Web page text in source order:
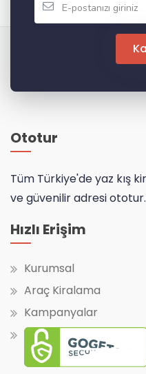
Ototur
Tüm Türkiye'de yaz kış
ve güvenilir adresi
Hızlı Erişim
Kurumsal
Araç Kiralama
Kampanyalar